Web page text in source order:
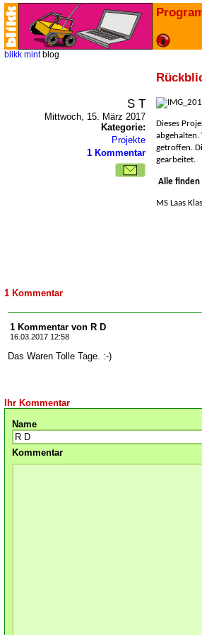
blikk mint blog
S T
Mittwoch, 15. März 2017
Kategorie:
Projekte
1 Kommentar
Dieses
getroffen.
gearbeitet.
Alle finden
MS Laas
1 Kommentar
1 Kommentar von R D
16.03.2017 12:58
Das Waren Tolle Tage. :-)
Ihr Kommentar
Name
Kommentar